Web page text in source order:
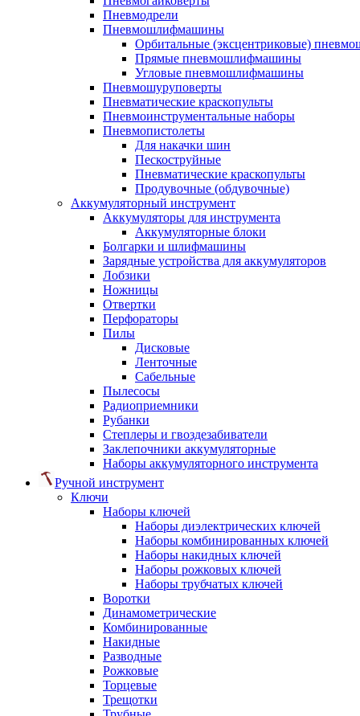
Пневмодрели
Пневмошлифмашины
Орбитальные (эксцентриковые)
Прямые пневмошлифмашины
Угловые пневмошлифмашины
Пневмошуруповерты
Пневматические краскопульты
Пневмоинструментальные наборы
Пневмопистолеты
Для накачки шин
Пескоструйные
Пневматические краскопульты
Продувочные (обдувочные)
Аккумуляторный инструмент
Аккумуляторы для инструмента
Аккумуляторные блоки
Болгарки и шлифмашины
Зарядные устройства для аккумуляторов
Лобзики
Ножницы
Отвертки
Перфораторы
Пилы
Дисковые
Ленточные
Сабельные
Пылесосы
Радиоприемники
Рубанки
Степлеры и гвоздезабиватели
Заклепочники аккумуляторные
Наборы аккумуляторного инструмента
Ручной инструмент
Ключи
Наборы ключей
Наборы диэлектрических ключей
Наборы комбинированных ключей
Наборы накидных ключей
Наборы рожковых ключей
Наборы трубчатых ключей
Воротки
Динамометрические
Комбинированные
Накидные
Разводные
Рожковые
Торцевые
Трещотки